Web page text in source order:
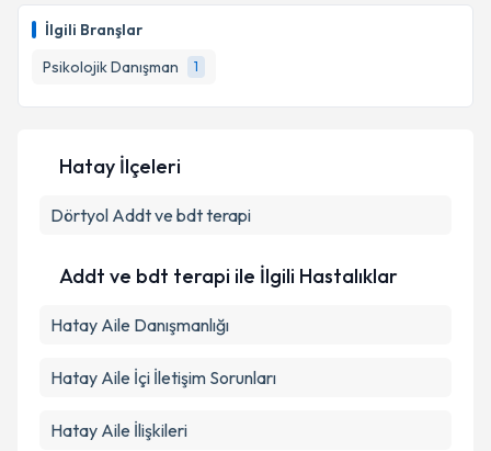
İlgili Branşlar
Psikolojik Danışman
1
takvim hazırlandığında e-posta ile bilgilendireceğiz.
E-posta Adresiniz
Metni'ni okudum ve kişisel verilerimin belirtilen
Hatay İlçeleri
Dörtyol Addt ve bdt terapi
Addt ve bdt terapi ile İlgili Hastalıklar
Hatay Aile Danışmanlığı
Hatay Aile İçi İletişim Sorunları
Hatay Aile İlişkileri